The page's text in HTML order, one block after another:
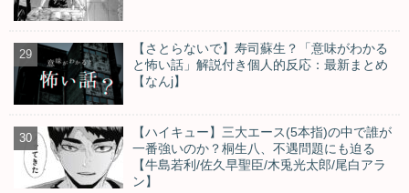
【さとらないで】寿司蘇生？「意味がわかる
と怖い話」解説付き個人的反応：最新まとめ
【なんj】
【ハイキュー】三大エース(5本指)の中で誰が
一番強いのか？桐生八、不遇問題にも迫る
【牛島若利/佐久早聖臣/木兎光太郎/尾白アラ
ン】